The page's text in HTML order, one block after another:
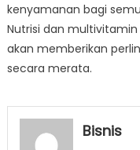
kenyamanan bagi
Nutrisi dan
akan memberikan
secara merata.
Bisnis